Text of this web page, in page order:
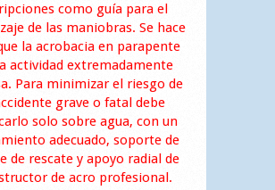
como guía para el
de las maniobras. Se hace
la acrobacia en parapente
actividad extremadamente
Para minimizar el riesgo de
grave o fatal debe
solo sobre agua, con un
adecuado, soporte de
de rescate y apoyo radial de
de acro profesional.